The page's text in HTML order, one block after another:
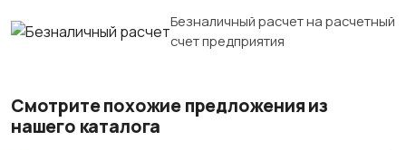
Безналичный расчет на расчетный
счет предприятия
Смотрите похожие предложения из
нашего каталога